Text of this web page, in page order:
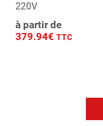
220V
à partir de
379.94€ TTC